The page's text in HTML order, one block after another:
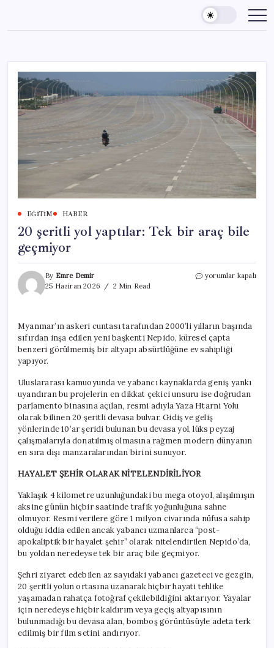
content
EĞITIM HABER
20 şeritli yol yaptılar: Tek bir araç bile
geçmiyor
By Emre Demir
25 Haziran 2026
2 Min Read
20
bir
araç
bile
yorumlar kapalı
Myanmar’ın askeri cuntası tarafından 2000’li yılların başında
sıfırdan inşa edilen yeni başkenti Nepido, küresel çapta
benzeri görülmemiş bir altyapı absürtlüğüne ev sahipliği
yapıyor.
Uluslararası kamuoyunda ve yabancı kaynaklarda geniş yankı
uyandıran bu projelerin en dikkat çekici unsuru ise doğrudan
parlamento binasına açılan, resmi adıyla Yaza Htarni Yolu
olarak bilinen 20 şeritli devasa bulvar. Gidiş ve geliş
yönlerinde 10’ar şeridi bulunan bu devasa yol, lüks peyzaj
çalışmalarıyla donatılmış olmasına rağmen modern dünyanın
en sıra dışı manzaralarından birini sunuyor.
HAYALET ŞEHİR OLARAK NİTELENDİRİLİYOR
Yaklaşık 4 kilometre uzunluğundaki bu mega otoyol, alışılmışın
aksine günün hiçbir saatinde trafik yoğunluğuna sahne
olmuyor. Resmi verilere göre 1 milyon civarında nüfusa sahip
olduğu iddia edilen ancak yabancı uzmanlarca “post-
apokaliptik bir hayalet şehir” olarak nitelendirilen Nepido’da,
bu yoldan neredeyse tek bir araç bile geçmiyor.
Şehri ziyaret edebilen az sayıdaki yabancı gazeteci ve gezgin,
20 şeritli yolun ortasına uzanarak hiçbir hayati tehlike
yaşamadan rahatça fotoğraf çekilebildiğini aktarıyor. Yayalar
için neredeyse hiçbir kaldırım veya geçiş altyapısının
bulunmadığı bu devasa alan, bomboş görüntüsüyle adeta terk
edilmiş bir film setini andırıyor.